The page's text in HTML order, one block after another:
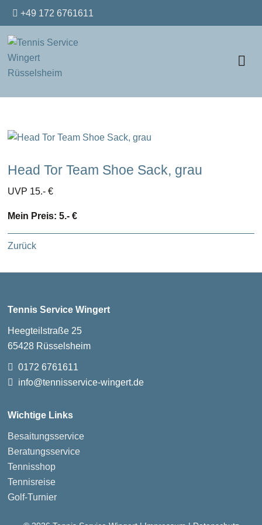
+49 172 6761611
Head Tor Team Shoe Sack, grau
UVP 15.- €
Mein Preis: 5.- €
Zurück
Tennis Service Wingert
Heegteilstraße 25
65428 Rüsselsheim
0172 6761611
info@tennisservice-wingert.de
Wichtige Links
Besaitungsservice
Beratungsservice
Tennisshop
Tennisreise
Golf-Turnier